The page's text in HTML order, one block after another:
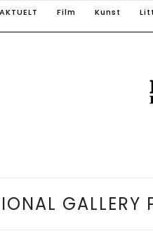
AKTUELT Film Kunst
GALLERY